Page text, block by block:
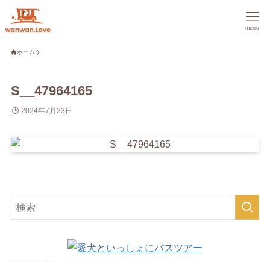
menu
ホーム
S__47964165
2024年7月23日